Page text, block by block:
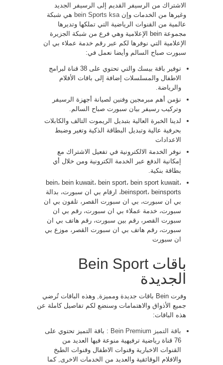
الاشتراك من الرسيفر القديم إلى الرسيفر الجديد
وغيرها من الخدمات وإن bein Sports ksa هي شبكة
عالمية من القنوات الرياضية التي تملكها وتديرها
مجموعة bein الإعلامية وهي فرع من شبكة الجزيرة
الإعلامية التي نوفرها لكم عبر رقم خدمة عملاء بي ان
سبورت صباح السالم وأيضا نعمل في:
توفير باقة بيسك والتي تحتوي على 38 قناة لبرامج
الاطفال والمسلسلات إضافة إلى باقات الأفلام
والرياضة.
نؤمن أهم مبرمجين وفنين لصيانة أجهزة الرسيفر
وتركيب رسيفر بيان سبورت صباح السالم.
لدينا الخبرة العالية بتبديل الريموت التالف والكابلات
بحرفية عالية وتبديل البطاقة الذكية وتغير وضبط
الاعدادات
نوفر الخدمة الالكترونية في تفعيل الاشتراك مع
إمكانية الدفع عبر الخدمة الكترونية ومن خلال أي
بطاقة بنكية.
bein، bein kuwait، bein sport، bein sport kuwait،
beinsport، beinsports، ارقام بي ان سبورت، بدالة
بي ان سبورت، بي ان سبورت القصر، تلفون بي ان
سبورت، خدمة عملاء بي ان سبورت، رقم بي ان
سبورت القصر، رقم بين سبورت، رقم هاتف بي ان
سبورت، رقم هاتف بي ان سبورت القصر، موزع بي
ان سبورت
باقات Bein Sport
الجديدة
وفرت Bein باقات جديدة ومميزة, وهذه الباقات تُرضي
جميع الأذواق والاهتمامات وسنضع لكم تفاصيل كاملة عن
هذه الباقات:
باقة التميز Bein Premium
: باقة التميز تحتوي على
76 قناة رياضية ترفيهية منوعة فيها العديد من
القنوات الاخبارية وقنوات الاطفال وقنوات الطبخ
والافلام الوقائقية والعديد من الخدمات الاخرى, كما